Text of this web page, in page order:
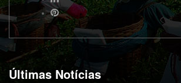
Últimas Notícias